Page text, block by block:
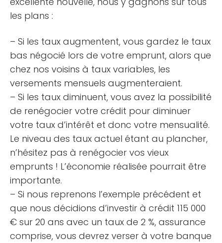
les plans :
– Si les taux augmentent, vous gardez le taux
bas négocié lors de votre emprunt, alors que
chez nos voisins à taux variables, les
versements mensuels augmenteraient.
– Si les taux diminuent, vous avez la possibilité
de renégocier votre crédit pour diminuer
votre taux d’intérêt et donc votre mensualité.
Le niveau des taux actuel étant au plancher,
n’hésitez pas à renégocier vos vieux
emprunts ! L’économie réalisée pourrait être
importante.
– Si nous reprenons l’exemple précédent et
que nous décidions d’investir à crédit 115 000
€ sur 20 ans avec un taux de 2 %, assurance
comprise, vous devrez verser à votre banque